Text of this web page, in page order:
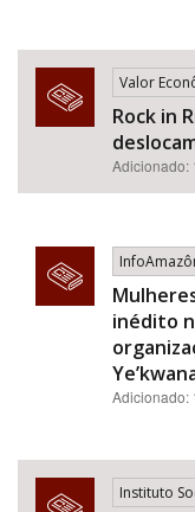
Valor
Rock in
Adicionado:
inédito
Adicionado:
Instituto